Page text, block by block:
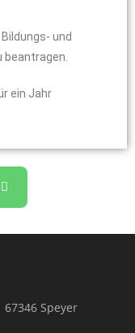
und
ein Jahr
Speyer